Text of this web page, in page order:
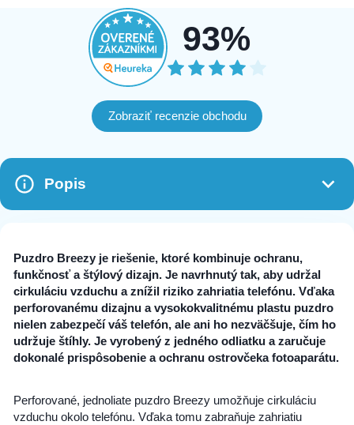
93%
Zobraziť recenzie obchodu
Popis
Puzdro Breezy je riešenie, ktoré kombinuje ochranu,
funkčnosť a štýlový dizajn. Je navrhnutý tak, aby udržal
cirkuláciu vzduchu a znížil riziko zahriatia telefónu. Vďaka
perforovanému dizajnu a vysokokvalitnému plastu puzdro
nielen zabezpečí váš telefón, ale ani ho nezväčšuje, čím ho
udržuje štíhly. Je vyrobený z jedného odliatku a zaručuje
dokonalé prispôsobenie a ochranu ostrovčeka fotoaparátu.
Perforované, jednoliate puzdro Breezy umožňuje cirkuláciu
vzduchu okolo telefónu. Vďaka tomu zabraňuje zahriatiu